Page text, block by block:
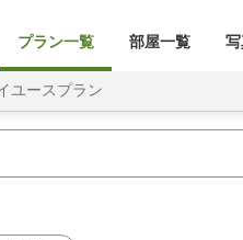
プラン一覧 部屋一覧
ユースプラン